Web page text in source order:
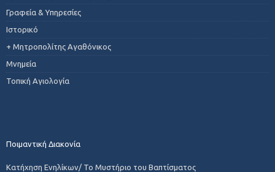
Γραφεία & Υπηρεσίες
Ιστορικό
+ Μητροπολίτης Αγαθόνικος
Μνημεία
Τοπική Αγιολογία
Ποιμαντική Διακονία
Κατήχηση Ενηλίκων/ Το Μυστήριο του Βαπτίσματος